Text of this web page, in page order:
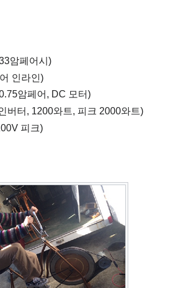
암페어시)
인라인)
암페어, DC 모터)
버터, 1200와트, 피크 2000와트)
피크)